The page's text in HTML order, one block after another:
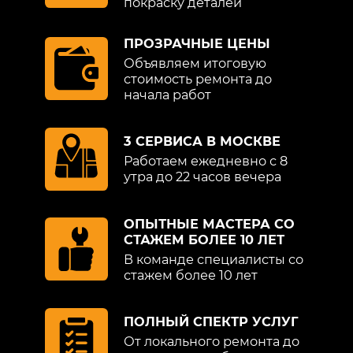
ПРОЗРАЧНЫЕ ЦЕНЫ
Объявляем итоговую
стоимость ремонта до
начала работ
3 СЕРВИСА В МОСКВЕ
Работаем ежедневно с 8
утра до 22 часов вечера
ОПЫТНЫЕ МАСТЕРА СО
СТАЖЕМ БОЛЕЕ 10 ЛЕТ
В команде специалисты со
стажем более 10 лет
ПОЛНЫЙ СПЕКТР УСЛУГ
От локального ремонта до